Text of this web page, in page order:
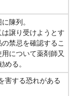
陳列。
譲り受けようとす
禁忌を確認するこ
について薬剤師又
める。
害する恐れがある